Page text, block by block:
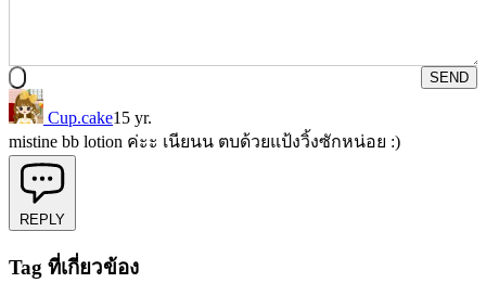
SEND
Cup.cake15 yr.
mistine bb lotion ค่ะะ เนียนน ตบด้วยแป้งวิ้งซักหน่อย :)
REPLY
Tag ที่เกี่ยวข้อง